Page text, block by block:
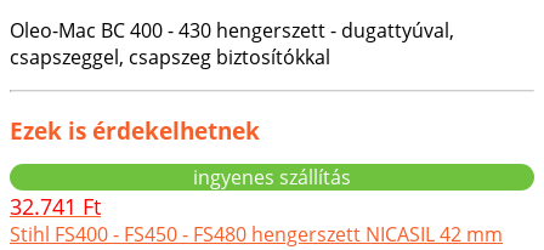
Oleo-Mac BC 400 - 430 hengerszett - dugattyúval,
csapszeggel, csapszeg biztosítókkal
Ezek is érdekelhetnek
ingyenes szállítás
32.741 Ft
Stihl FS400 - FS450 - FS480 hengerszett NICASIL 42 mm